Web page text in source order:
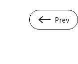
Prev